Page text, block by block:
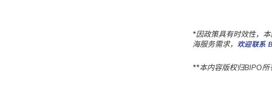
*因政策具有时效性，
海服务需求， 欢迎联系
**本内容版权归BIPO所